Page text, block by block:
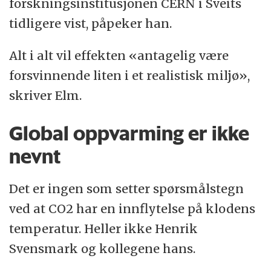
forskningsinstitusjonen CERN i Sveits
tidligere vist, påpeker han.
Alt i alt vil effekten «antagelig være
forsvinnende liten i et realistisk miljø»,
skriver Elm.
Global oppvarming er ikke
nevnt
Det er ingen som setter spørsmålstegn
ved at CO2 har en innflytelse på klodens
temperatur. Heller ikke Henrik
Svensmark og kollegene hans.